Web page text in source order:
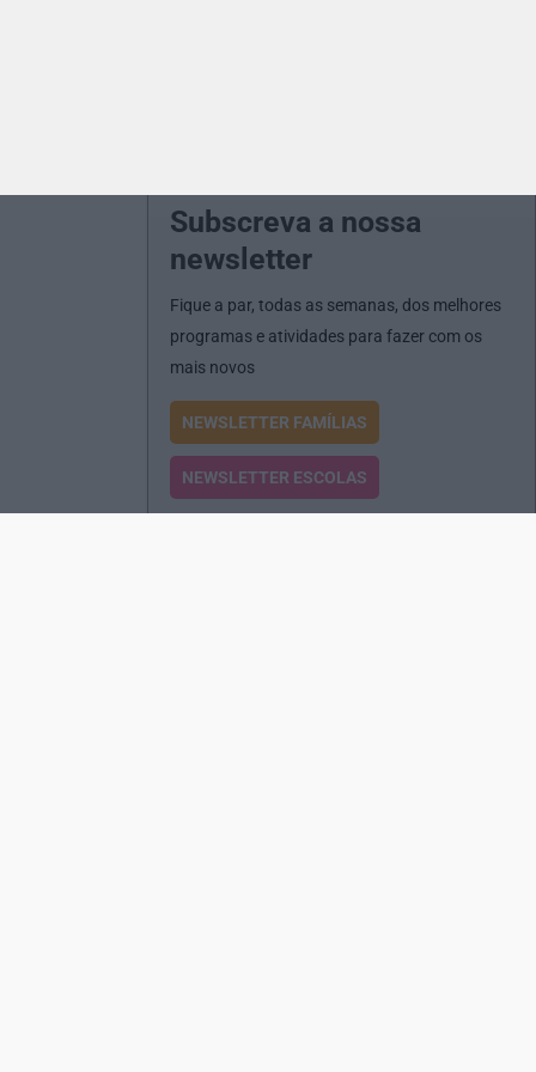
Subscreva a nossa
newsletter
Fique a par, todas as semanas, dos melhores
programas e atividades para fazer com os
mais novos
NEWSLETTER FAMÍLIAS
NEWSLETTER ESCOLAS